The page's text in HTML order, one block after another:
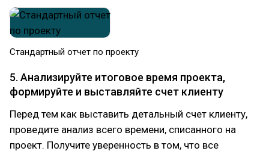
Стандартный отчет по проекту
5. Анализируйте итоговое время проекта,
формируйте и выставляйте счет клиенту
Перед тем как выставить детальный счет клиенту,
проведите анализ всего времени, списанного на
проект. Получите уверенность в том, что все